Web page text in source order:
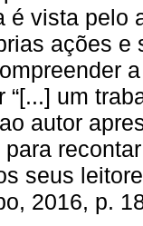
é vista pelo
ações
“[...] um
autor
seus
2016, p.